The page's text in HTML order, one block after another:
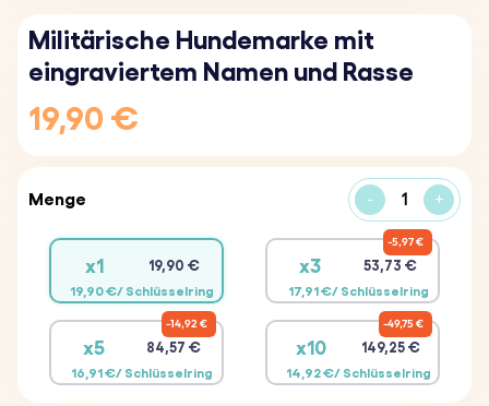
Militärische Hundemarke mit
eingraviertem Namen und Rasse
19,90 €
Menge - +
x1 19,90 €
19,90 €/ Schlüsselring
x3 53,73 €
17,91 €/ Schlüsselring
5,97 €
x5 84,57 €
16,91 €/ Schlüsselring
14,92 €
x10 149,25 €
14,92 €/ Schlüsselring
49,75 €